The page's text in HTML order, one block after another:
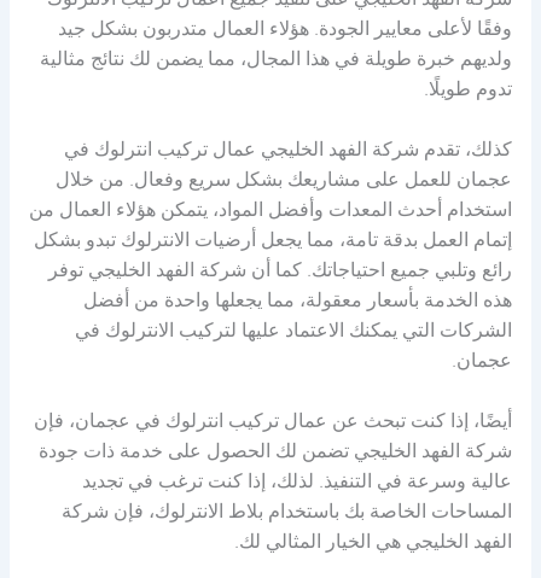
وفقًا لأعلى معايير الجودة. هؤلاء العمال متدربون بشكل جيد
ولديهم خبرة طويلة في هذا المجال، مما يضمن لك نتائج مثالية
تدوم طويلًا.
كذلك، تقدم شركة الفهد الخليجي عمال تركيب انترلوك في
عجمان للعمل على مشاريعك بشكل سريع وفعال. من خلال
استخدام أحدث المعدات وأفضل المواد، يتمكن هؤلاء العمال من
إتمام العمل بدقة تامة، مما يجعل أرضيات الانترلوك تبدو بشكل
رائع وتلبي جميع احتياجاتك. كما أن شركة الفهد الخليجي توفر
هذه الخدمة بأسعار معقولة، مما يجعلها واحدة من أفضل
الشركات التي يمكنك الاعتماد عليها لتركيب الانترلوك في
عجمان.
أيضًا، إذا كنت تبحث عن عمال تركيب انترلوك في عجمان، فإن
شركة الفهد الخليجي تضمن لك الحصول على خدمة ذات جودة
عالية وسرعة في التنفيذ. لذلك، إذا كنت ترغب في تجديد
المساحات الخاصة بك باستخدام بلاط الانترلوك، فإن شركة
الفهد الخليجي هي الخيار المثالي لك.